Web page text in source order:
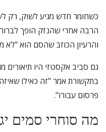
כשחומר חדש מגיע לשוק, רק
הרבה אחרי שהנזק הופך
והרעיון הכוזב שהסם הוא "לא
גם סביב אקסטזי היו
בתקשורת אמר "זה כאילו
פרסום עבורו".
מה סוחרי סמים